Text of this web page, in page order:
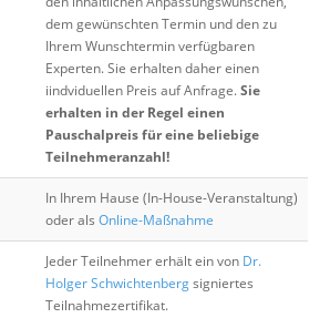
dem gewünschten Termin und den zu
Ihrem Wunschtermin verfügbaren
Experten. Sie erhalten daher einen
iindviduellen Preis auf Anfrage.Sie
erhalten in der Regel einen
Pauschalpreis für eine beliebige
Teilnehmeranzahl!
In Ihrem Hause (In-House-Veranstaltung)
oder als Online-Maßnahme
Jeder Teilnehmer erhält ein von Dr.
Holger Schwichtenbergsigniertes
Teilnahmezertifikat.